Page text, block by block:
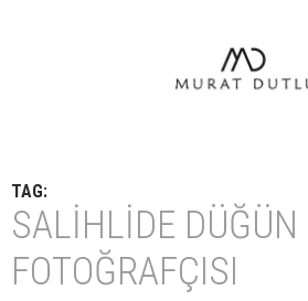
TAG:
SALIHLIDE DÜĞÜN
FOTOĞRAFÇISI